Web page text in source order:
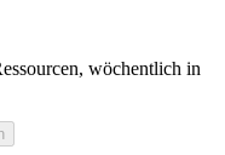
wöchentlich in